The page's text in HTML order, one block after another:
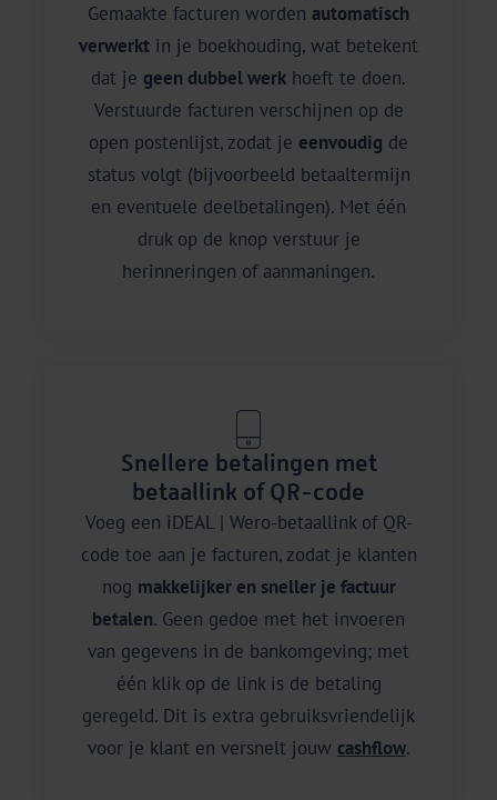
Gemaakte facturen worden automatisch
verwerkt in je boekhouding, wat betekent
dat je geen dubbel werk hoeft te doen.
Verstuurde facturen verschijnen op de
open postenlijst, zodat je eenvoudig de
status volgt (bijvoorbeeld betaaltermijn
en eventuele deelbetalingen). Met één
druk op de knop verstuur je
herinneringen of aanmaningen.
Snellere betalingen met
betaallink of QR-code
Voeg een iDEAL | Wero-betaallink of QR-
code toe aan je facturen, zodat je klanten
nog makkelijker en sneller je factuur
betalen. Geen gedoe met het invoeren
van gegevens in de bankomgeving; met
één klik op de link is de betaling
geregeld. Dit is extra gebruiksvriendelijk
voor je klant en versnelt jouw cashflow.